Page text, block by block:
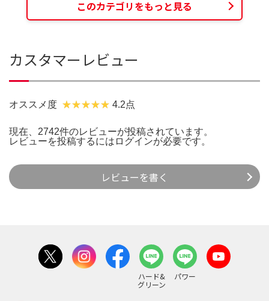
このカテゴリをもっと見る
カスタマーレビュー
オススメ度 4.2点
現在、2742件のレビューが投稿されています。
レビューを投稿するには ログインが必要です。
レビューを書く
ハード&
グリーン
パワー